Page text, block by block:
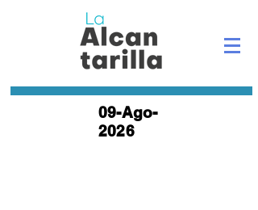
09-Ago-
2026